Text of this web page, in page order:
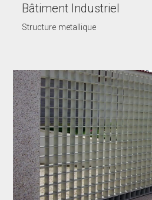
Bâtiment Industriel
Structure metallique